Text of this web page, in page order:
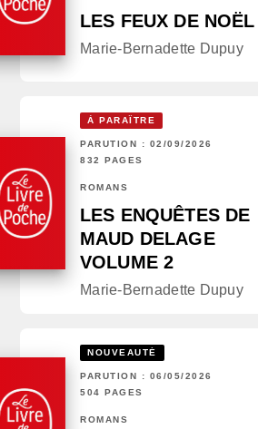
LES FEUX DE NOËL
Marie-Bernadette Dupuy
À PARAÎTRE
PARUTION : 02/09/2026
832 PAGES
ROMANS
LES ENQUÊTES DE
MAUD DELAGE
VOLUME 2
Marie-Bernadette Dupuy
NOUVEAUTÉ
PARUTION : 06/05/2026
504 PAGES
ROMANS